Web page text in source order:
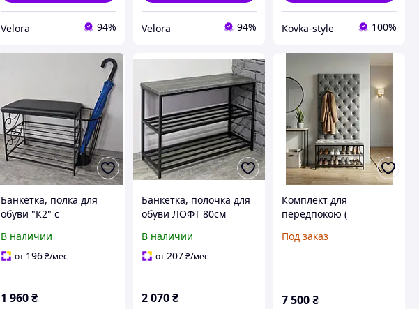
Velora 94% Velora 94% Kovka-style 100%
Банкетка, полка для
обуви "К2" с
полочки)
В наличии
от 196₴/мес
1 960₴
Банкетка, полочка для
обуви ЛОФТ 80см
В наличии
от207 ₴/мес
2 070 ₴
Комплект для
передпокою (
каретна стяжка сірий
Под заказ
7 500₴